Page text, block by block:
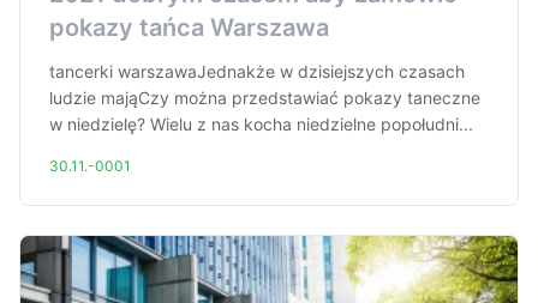
pokazy tańca Warszawa
tancerki warszawaJednakże w dzisiejszych czasach
ludzie mająCzy można przedstawiać pokazy taneczne
w niedzielę? Wielu z nas kocha niedzielne popołudni...
30.11.-0001